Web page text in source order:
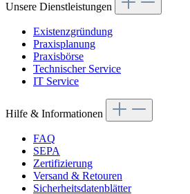
Unsere Dienstleistungen
Existenzgründung
Praxisplanung
Praxisbörse
Technischer Service
IT Service
Hilfe & Informationen
FAQ
SEPA
Zertifizierung
Versand & Retouren
Sicherheitsdatenblätter